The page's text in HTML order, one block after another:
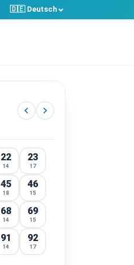
🇩🇪 Deutsch
chevron_left chevron_right
22
14
23
17
45
18
46
15
68
14
69
15
91
14
92
17